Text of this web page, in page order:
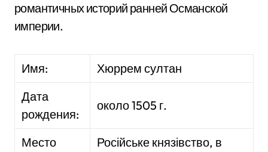
романтичных историй ранней Османской
империи.
Имя:
Хюррем султан
Дата
рождения:
около 1505 г.
Место
Російське князівство, в